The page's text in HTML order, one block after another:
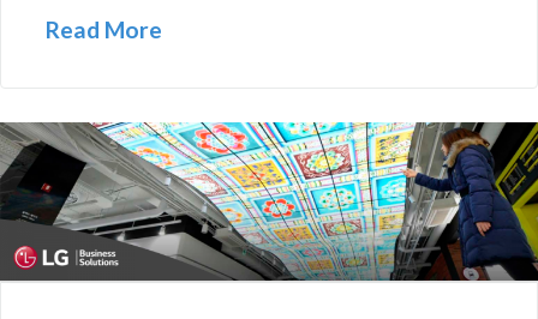
Read More